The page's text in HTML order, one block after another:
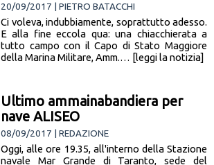
20/09/2017 | PIETRO BATACCHI
Ci voleva, indubbiamente, soprattutto adesso.
E alla fine eccola qua: una chiacchierata a
tutto campo con il Capo di Stato Maggiore
della Marina Militare, Amm.… [leggi la notizia]
Ultimo ammainabandiera per
nave ALISEO
08/09/2017 | REDAZIONE
Oggi, alle ore 19.35, all'interno della Stazione
navale Mar Grande di Taranto, sede del